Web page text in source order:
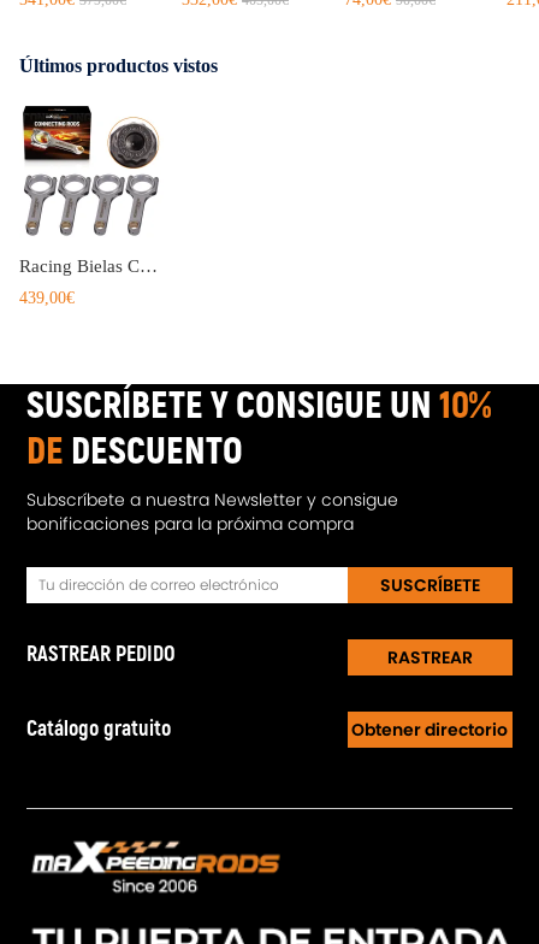
Últimos productos vistos
Racing Bielas Connecting Conrod compatible para Ford Sierra Cosworth YB Pinto 2.0 128.3mm
439,00€
SUSCRÍBETE Y CONSIGUE UN10%
DE DESCUENTO
Subscríbete a nuestra Newsletter y consigue
bonificaciones para la próxima compra
SUSCRÍBETE
RASTREAR PEDIDO RASTREAR
Catálogo gratuito Obtener directorio